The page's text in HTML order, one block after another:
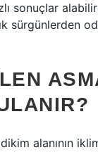
sonuçlar
sürgünlerden
alanının